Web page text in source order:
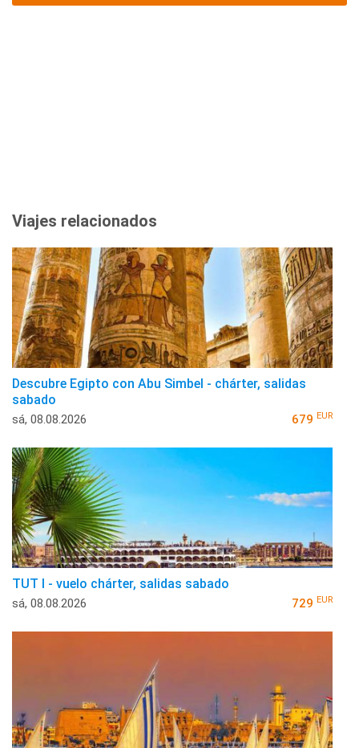
Viajes relacionados
Descubre Egipto con Abu Simbel - chárter, salidas
sabado
sá, 08.08.2026 679 EUR
TUT I - vuelo chárter, salidas sabado
sá, 08.08.2026 729 EUR